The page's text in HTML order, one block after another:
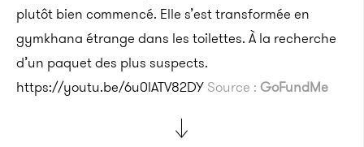
plutôt bien commencé. Elle s’est transformée en
gymkhana étrange dans les toilettes. À la recherche
d’un paquet des plus suspects.
https://youtu.be/6u0lATV82DY Source : GoFundMe